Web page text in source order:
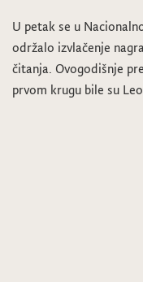
U petak se u
održalo izvlačenje
čitanja. Ovogodišnje
prvom krugu bile su